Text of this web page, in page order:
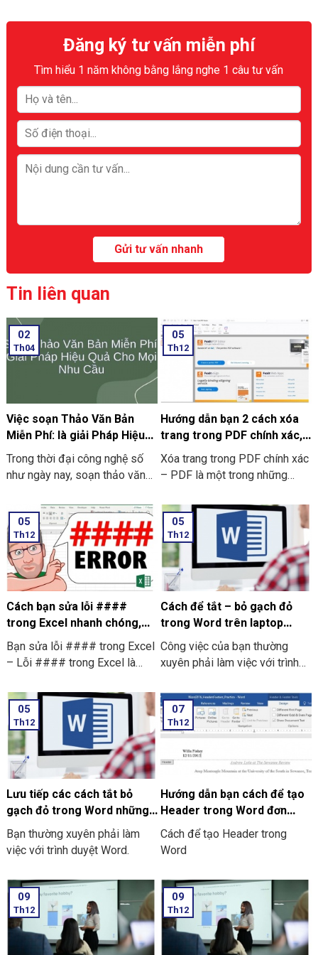
Đăng ký tư vấn miễn phí
Tìm hiểu 1 năm không bằng lắng nghe 1 câu tư vấn
Tin liên quan
02
Th04
Việc soạn Thảo Văn Bản
Miễn Phí: là giải Pháp Hiệu
Quả Cho Mọi Nhu Cầu
Trong thời đại công nghệ số
như ngày nay, soạn thảo văn
cầu thiết yếu cho học sinh,
sinh viên, cả nhân viên văn
phòng và doanh nghiệp.
05
Th12
Hướng dẫn bạn 2 cách xóa
trang trong PDF chính xác,
nhanh chóng
Xóa trang trong PDF chính xác
– PDF là một trong những
trình chia sẻ và truyền tải
thông tin và tài liệu giữa mọi
người với nhau. Tuy vậy ở
trong quá trình thao tác, đôi lúc
người dùng sẽ muốn xóa đi
trang PDF thừa hoặc là những
trang PDF trắng
05
Th12
Cách bạn sửa lỗi ####
trong Excel nhanh chóng,
đơn giản nhất
Bạn sửa lỗi #### trong Excel
– Lỗi #### trong Excel là
một ô không đủ rộng để hiển
thị được toàn bộ dữ liệu bên
trong. Điều này thường xảy ra
do nhiều nguyên nhân khác
nhau, bao gồm là:
05
Th12
Cách để tắt – bỏ gạch đỏ
trong Word trên laptop
Window mới nhất
Công việc của bạn thường
xuyên phải làm việc với trình
chịu khi các gạch đỏ xuất hiện
liên tục. Và bạn không biết
cách để bỏ gạch đỏ trong
ra sự phiền toái khi bạn muốn
nhập liệu nhanh hoặc là đang
làm việc với các văn bản
chuyên ngành. Hãy cùng chúng
tôi tìm hiểu cách tắt và bỏ
gạch đỏ trong Word trên
laptop Window nhé!
05
Th12
Lưu tiếp các cách tắt bỏ
gạch đỏ trong Word những
thiết bị khác
Bạn thường xuyên phải làm
việc với trình duyệt Word.
07
Th12
Hướng dẫn bạn cách để tạo
Header trong Word đơn
giản, dễ thực hiện
Cách để tạo Header trong
Word
09
Th12
09
Th12